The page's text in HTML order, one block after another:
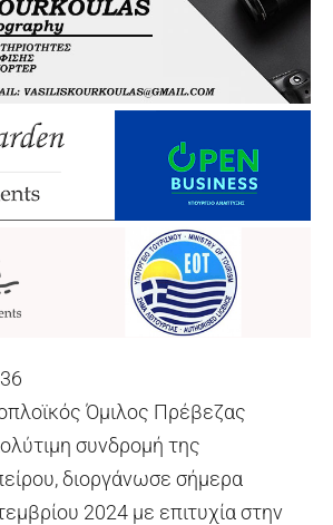
Όμιλος Πρέβεζας
συνδρομή της
διοργάνωσε σήμερα
2024 με επιτυχία στην